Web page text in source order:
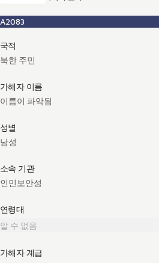
A2083
국적
북한 주민
가해자 이름
이름이 파악됨
성별
남성
소속 기관
인민보안성
연령대
알 수 없음
가해자 계급